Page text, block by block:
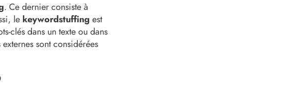
. Ce dernier consiste à
le keywordstuffing est
clés dans un texte ou dans
sont considérées